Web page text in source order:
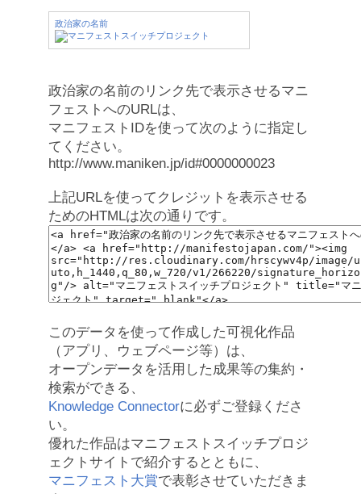
政治家の名前
政治家の名前のリンク先で表示させるマニ
フェストへのURLは、
マニフェストIDを使って次のように指定し
てください。
http://www.maniken.jp/id#0000000023
上記URLを使ってクレジットを表示させる
ためのHTMLは次の通りです。
このデータを使って作成した可視化作品
（アプリ、ウェブページ等）は、
オープンデータを活用した成果等の集約・
検索ができる、
Knowledge Connectorに必ずご登録くださ
い。
優れた作品はマニフェストスイッチプロジ
ェクトサイトで紹介するとともに、
マニフェスト大賞で表彰させていただきま